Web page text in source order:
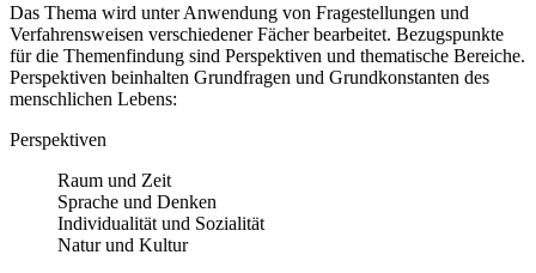
Das Thema wird unter Anwendung von Fragestellungen und
Verfahrensweisen verschiedener Fächer bearbeitet. Bezugspunkte
für die Themenfindung sind Perspektiven und thematische Bereiche.
Perspektiven beinhalten Grundfragen und Grundkonstanten des
menschlichen Lebens:
Perspektiven
Raum und Zeit
Sprache und Denken
Individualität und Sozialität
Natur und Kultur